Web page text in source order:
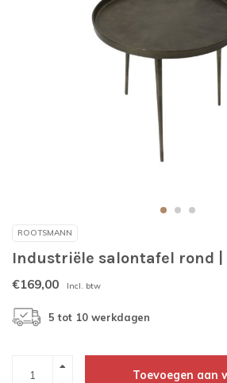
ROOTSMANN
Industriële salontafel rond |
€169,00 Incl. btw
5 tot 10 werkdagen
Toevoegen aan